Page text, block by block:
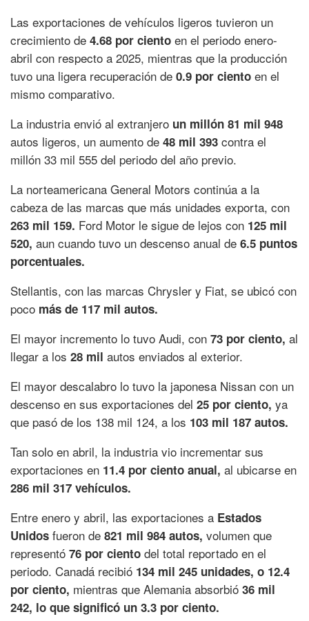
Las exportaciones de vehículos ligeros tuvieron un
crecimiento de 4.68 por ciento en el periodo enero-
abril con respecto a 2025, mientras que la producción
tuvo una ligera recuperación de 0.9 por ciento en el
mismo comparativo.
La industria envió al extranjero un millón 81 mil 948
autos ligeros, un aumento de 48 mil 393 contra el
millón 33 mil 555 del periodo del año previo.
La norteamericana General Motors continúa a la
cabeza de las marcas que más unidades exporta, con
263 mil 159. Ford Motor le sigue de lejos con 125 mil
520, aun cuando tuvo un descenso anual de 6.5 puntos
porcentuales.
Stellantis, con las marcas Chrysler y Fiat, se ubicó con
poco más de 117 mil autos.
El mayor incremento lo tuvo Audi, con 73 por ciento, al
llegar a los 28 mil autos enviados al exterior.
El mayor descalabro lo tuvo la japonesa Nissan con un
descenso en sus exportaciones del 25 por ciento, ya
que pasó de los 138 mil 124, a los 103 mil 187 autos.
Tan solo en abril, la industria vio incrementar sus
exportaciones en 11.4 por ciento anual, al ubicarse en
286 mil 317 vehículos.
Entre enero y abril, las exportaciones a Estados
Unidos fueron de 821 mil 984 autos, volumen que
representó 76 por ciento del total reportado en el
periodo. Canadá recibió 134 mil 245 unidades, o 12.4
por ciento, mientras que Alemania absorbió 36 mil
242, lo que significó un 3.3 por ciento.